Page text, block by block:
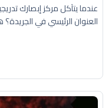
عندما يتآكل مركز إبصارك
العنوان الرئيسي في